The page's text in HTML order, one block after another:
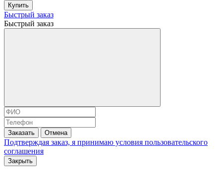
Купить
Быстрый заказ
Быстрый заказ
Заказать Отмена
Подтверждая заказ, я принимаю условия пользовательского
соглашения
Закрыть